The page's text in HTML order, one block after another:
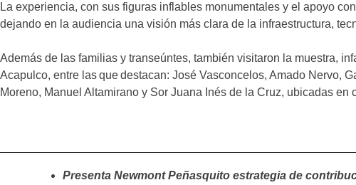
La experiencia, con sus figuras inflables monumentales y el apoyo
dejando en la audiencia una visión más clara de la infraestructura,
Además de las familias y transeúntes, también visitaron la muestra,
Acapulco, entre las que destacan: José Vasconcelos, Amado Nervo,
Moreno, Manuel Altamirano y Sor Juana Inés de la Cruz, ubicadas
Presenta Newmont Peñasquito estrategia de